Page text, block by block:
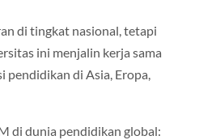
di tingkat nasional, tetapi
ini menjalin kerja sama
di Asia, Eropa,
di dunia pendidikan global: